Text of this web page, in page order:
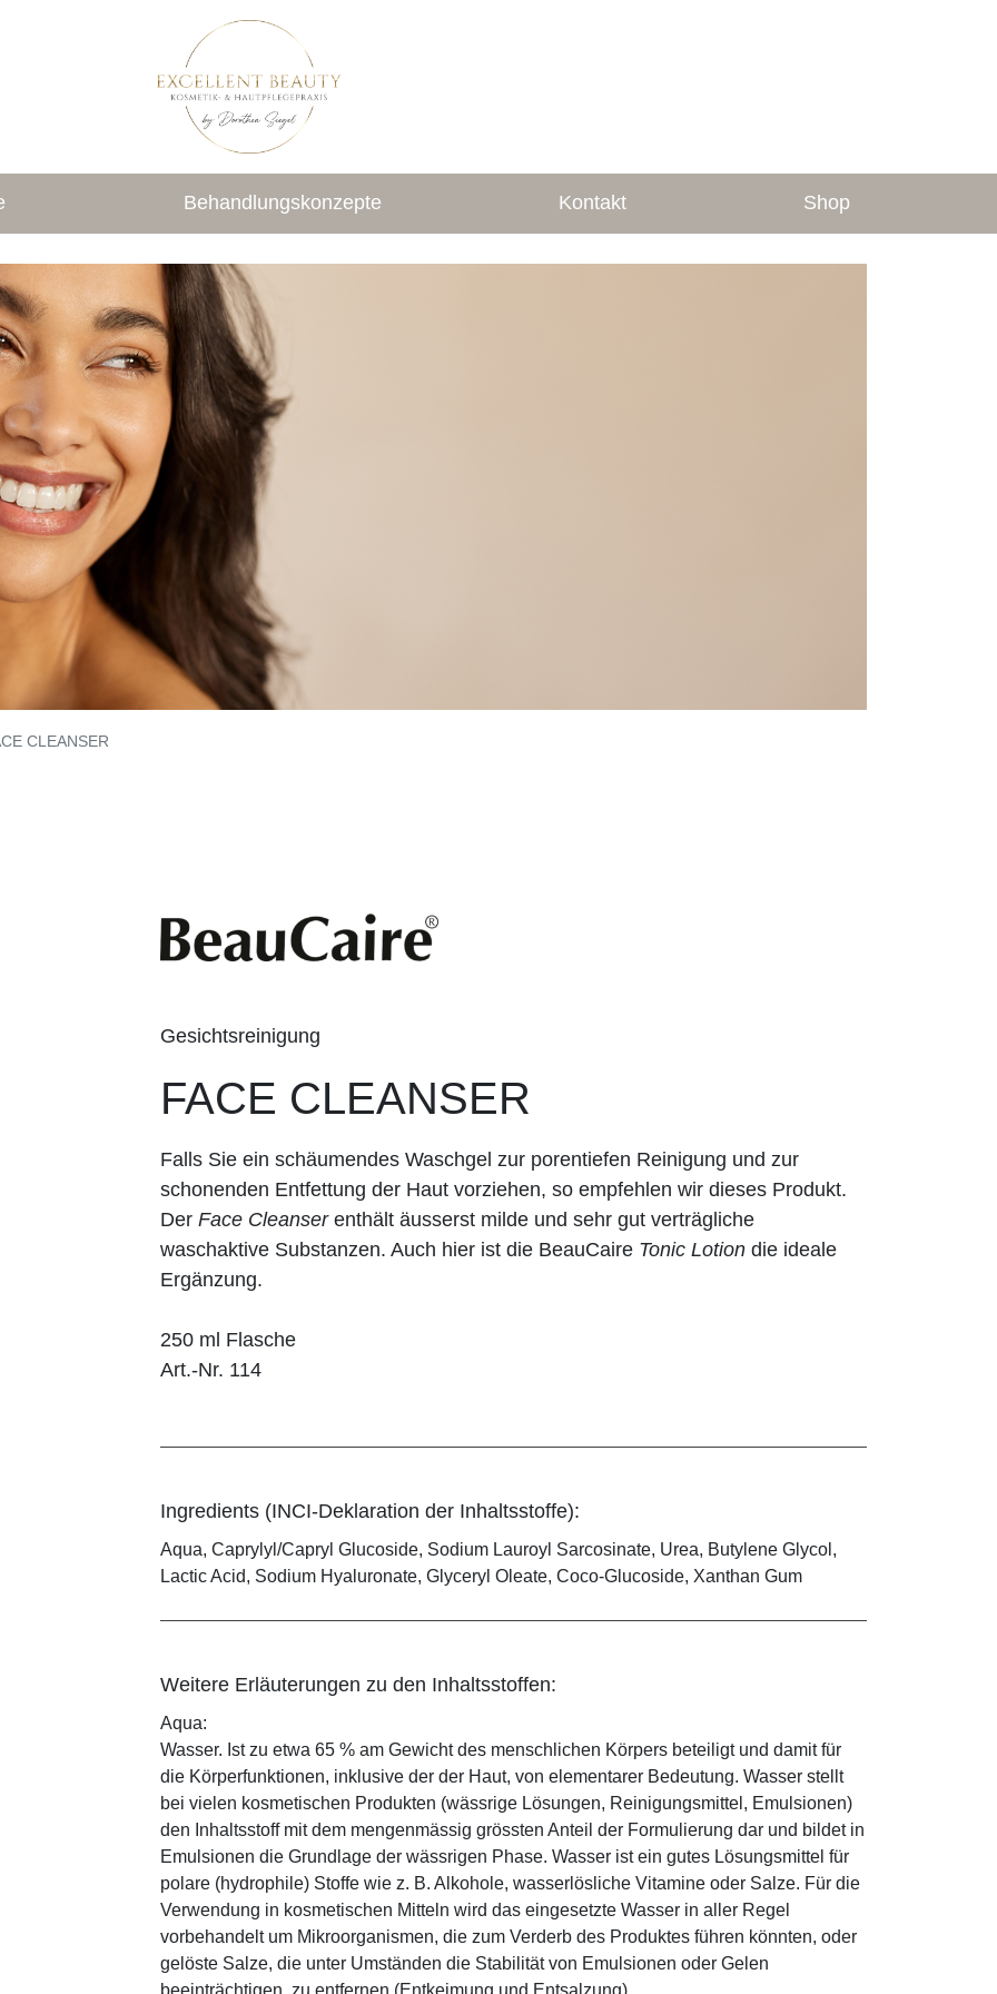
Behandlungskonzepte Kontakt Shop
CLEANSER
Gesichtsreinigung
FACE CLEANSER
Falls Sie ein schäumendes Waschgel zur porentiefen Reinigung und zur
schonenden Entfettung der Haut vorziehen, so empfehlen wir dieses Produkt.
Der Face Cleanserenthält äusserst milde und sehr gut verträgliche
waschaktive Substanzen. Auch hier ist die BeauCaire Tonic Lotion die ideale
Ergänzung.
250 ml Flasche
Art.-Nr. 114
Ingredients (INCI-Deklaration der Inhaltsstoffe):
Aqua, Caprylyl/Capryl Glucoside, Sodium Lauroyl Sarcosinate, Urea, Butylene Glycol,
Lactic Acid, Sodium Hyaluronate, Glyceryl Oleate, Coco-Glucoside, Xanthan Gum
Weitere Erläuterungen zu den Inhaltsstoffen:
Aqua:
Wasser. Ist zu etwa 65 % am Gewicht des menschlichen Körpers beteiligt und damit für
die Körperfunktionen, inklusive der der Haut, von elementarer Bedeutung. Wasser stellt
bei vielen kosmetischen Produkten (wässrige Lösungen, Reinigungsmittel, Emulsionen)
den Inhaltsstoff mit dem mengenmässig grössten Anteil der Formulierung dar und bildet in
Emulsionen die Grundlage der wässrigen Phase. Wasser ist ein gutes Lösungsmittel für
polare (hydrophile) Stoffe wie z. B. Alkohole, wasserlösliche Vitamine oder Salze. Für die
Verwendung in kosmetischen Mitteln wird das eingesetzte Wasser in aller Regel
vorbehandelt um Mikroorganismen, die zum Verderb des Produktes führen könnten, oder
gelöste Salze, die unter Umständen die Stabilität von Emulsionen oder Gelen
beeinträchtigen, zu entfernen (Entkeimung und Entsalzung).